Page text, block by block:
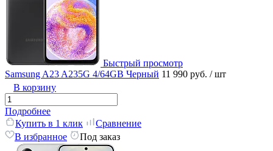
Быстрый просмотр
Samsung A23 A235G 4/64GB Черный 11 990 руб. / шт
В корзину
Подробнее
Купить в 1 клик
Сравнение
В избранное
Под заказ